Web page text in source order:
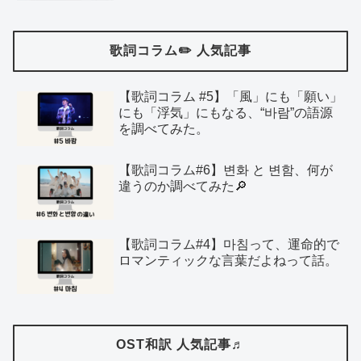
歌詞コラム✏️ 人気記事
【歌詞コラム #5】「風」にも「願い」
にも「浮気」にもなる、“바람”の語源
を調べてみた。
【歌詞コラム#6】변화 と 변함、何が
違うのか調べてみた🔎
【歌詞コラム#4】마침って、運命的で
ロマンティックな言葉だよねって話。
OST和訳 人気記事♬